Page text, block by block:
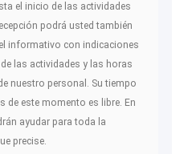
el inicio de las actividades
podrá usted también
informativo con indicaciones
las actividades y las horas
nuestro personal. Su tiempo
de este momento es libre. En
ayudar para toda la
precise.